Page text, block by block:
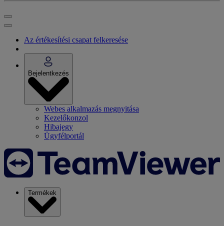
Az értékesítési csapat felkeresése
Bejelentkezés
Webes alkalmazás megnyitása
Kezelőkonzol
Hibajegy
Ügyfélportál
Termékek